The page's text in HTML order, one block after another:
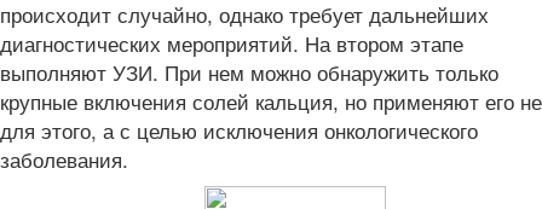
происходит случайно, однако требует дальнейших
диагностических мероприятий. На втором этапе
выполняют УЗИ. При нем можно обнаружить только
крупные включения солей кальция, но применяют его не
для этого, а с целью исключения онкологического
заболевания.